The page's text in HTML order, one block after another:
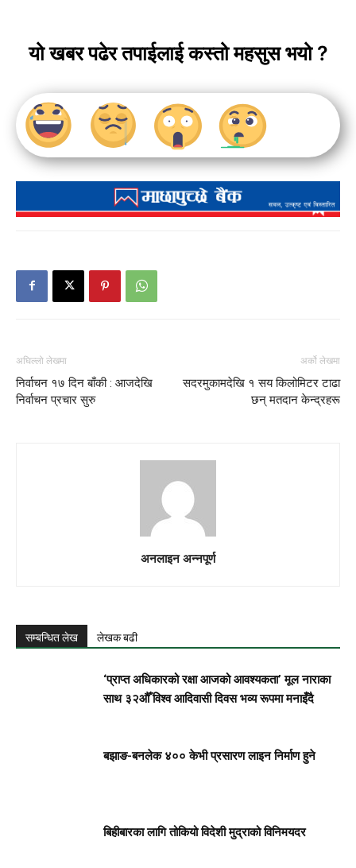
यो खबर पढेर तपाईलाई कस्तो महसुस भयो ?
अघिल्लो लेखमा
निर्वाचन १७ दिन बाँकी : आजदेखि
निर्वाचन प्रचार सुरु
अर्को लेखमा
सदरमुकामदेखि १ सय किलोमिटर टाढा
छन् मतदान केन्द्रहरू
अनलाइन अन्नपूर्ण
सम्बन्धित लेख लेखक बढी
‘प्राप्त अधिकारको रक्षा आजको आवश्यकता’ मूल नाराका
साथ ३२औँ विश्व आदिवासी दिवस भव्य रूपमा मनाइँदै
बझाङ-बनलेक ४०० केभी प्रसारण लाइन निर्माण हुने
बिहीबारका लागि तोकियो विदेशी मुद्राको विनिमयदर